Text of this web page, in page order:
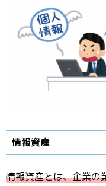
情報資産
情報資産とは、企業の